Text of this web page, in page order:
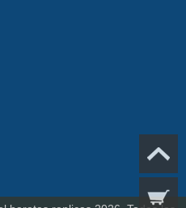
conseguirtela lo más barata